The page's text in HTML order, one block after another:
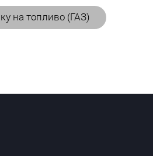
на топливо (ГАЗ)